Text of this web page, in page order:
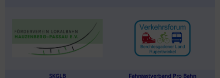
SKGLB Fahrgastverband Pro Bahn